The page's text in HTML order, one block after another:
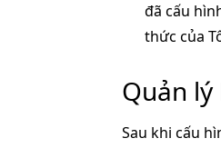
đã cấu
thức của
Quản
Sau khi cấu